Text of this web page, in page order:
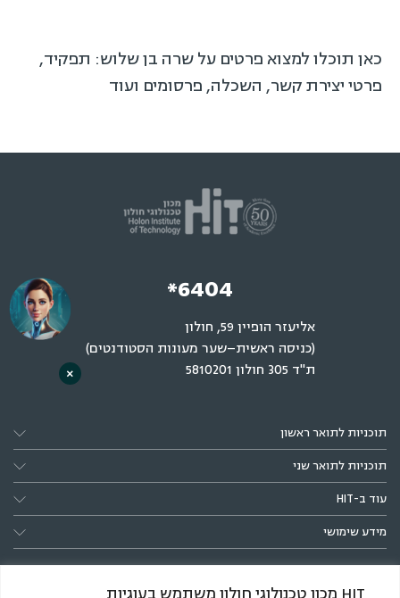
כאן תוכלו למצוא פרטים על שרה בן שלוש: תפקיד,
פרטי יצירת קשר, השכלה, פרסומים ועוד
*6404
אליעזר הופיין 59, חולון
(כניסה ראשית–שער מעונות הסטודנטים)
ת"ד 305 חולון 5810201
תוכניות לתואר ראשון
תוכניות לתואר שני
עוד ב-HIT
מידע שימושי
×